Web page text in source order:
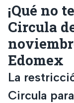
¡Qué no
Circula
Edomex
La
Circula